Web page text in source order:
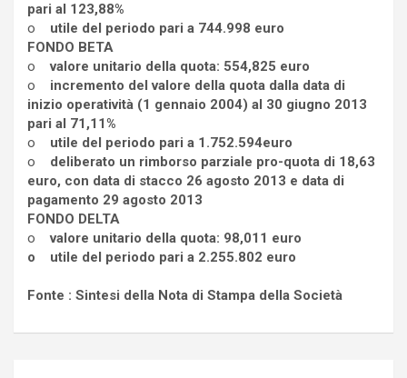
pari al 123,88%
o utile del periodo pari a 744.998 euro
FONDO BETA
ovalore unitario della quota: 554,825 euro
o incremento del valore della quota dalla data di
inizio operatività (1 gennaio 2004) al 30 giugno 2013
pari al 71,11%
o utile del periodo pari a 1.752.594euro
o deliberato un rimborso parziale pro-quota di 18,63
euro, con data di stacco 26 agosto 2013 e data di
pagamento 29 agosto 2013
FONDO DELTA
ovalore unitario della quota: 98,011 euro
o utile del periodo pari a 2.255.802 euro
Fonte : Sintesi della Nota di Stampa della Società